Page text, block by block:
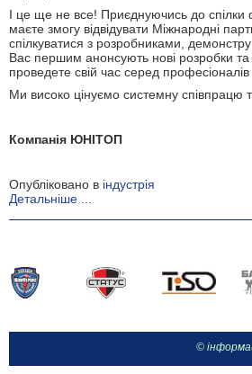
І це ще не все! Приєднуючись до спілки
маєте змогу відвідувати Міжнародні
спілкуватися з розробниками,
Вас першим анонсують нові розробки та
проведете свій час серед
Ми високо цінуємо системну співпрацю
Компанія ЮНІТОП
Опубліковано в індустрія
Детальніше ...
©